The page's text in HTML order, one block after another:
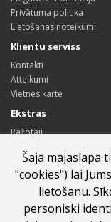
Šajā mājaslapā
"cookies") lai
lietošanu.
personiski
Privātuma politika
Lietošanas noteikumi
Klientu serviss
Kontakti
Atteikumi
Vietnes karte
Ekstras
Ražotāji
Sadarbības partneru
Īpašie piedāvājumi
Profils
Profils